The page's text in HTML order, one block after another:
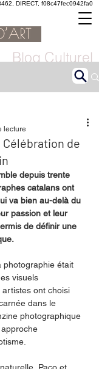
DIRECT, f08c47fec0942fa0
Blog Culturel
Célébration de
lecture
depuis trente
catalans ont
va bien au-delà du
passion et leur
de définir une
photographie était
visuels
ont choisi
dans le
photographique